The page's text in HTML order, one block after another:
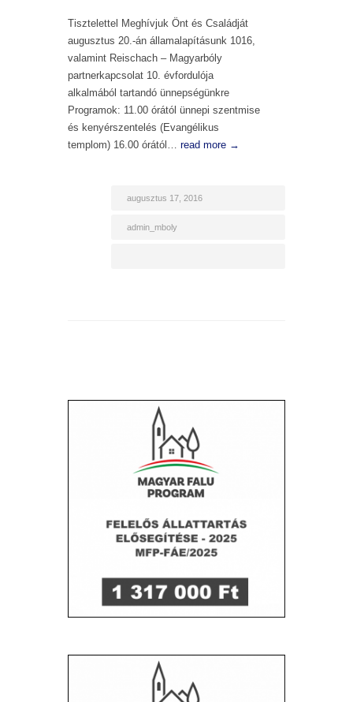
Tisztelettel Meghívjuk Önt és Családját
augusztus 20.-án államalapításunk 1016,
valamint Reischach – Magyarbóly
partnerkapcsolat 10. évfordulója
alkalmából tartandó ünnepségünkre
Programok: 11.00 órától ünnepi szentmise
és kenyérszentelés (Evangélikus
templom) 16.00 órától…read more →
augusztus 17, 2016
admin_mboly